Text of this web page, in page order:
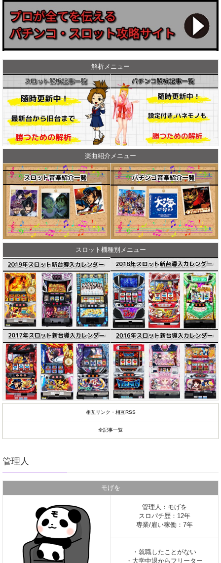
解析メニュー
楽曲紹介メニュー
スロット機種別メニュー
相互リンク・相互RSS
全記事一覧
管理人
モげを
管理人：モげを
スロパチ歴：12年
専業/雇い稼働：7年
・就職したことがない
・大学中退からフリーター